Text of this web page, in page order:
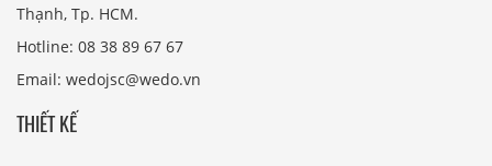
Thạnh, Tp. HCM.
Hotline: 08 38 89 67 67
Email: wedojsc@wedo.vn
THIẾT KẾ